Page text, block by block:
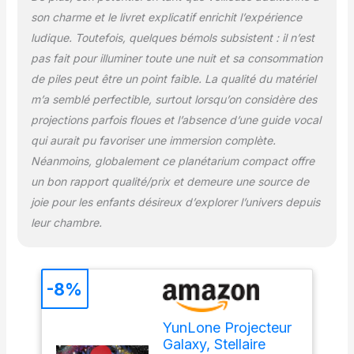
projection ultra-précise
avec un grossissement à
l'échelle microscopique,
une luminosité
supérieure et un
contraste élevé,
surpassant la version
précédente. 【Contrôle
Facile & Météores
Dynamiques】Le
propose des boutons
intuitifs pour plusieurs
minuterie automatique 1h
ou 2h, rotation
silencieuse (13 minutes
lentes et 6 minutes
rapides), mode éclairage
son charme et le livret explicatif enrichit l’expérience
ludique. Toutefois, quelques bémols subsistent : il n’est
pas fait pour illuminer toute une nuit et sa consommation
de piles peut être un point faible. La qualité du matériel
m’a semblé perfectible, surtout lorsqu’on considère des
projections parfois floues et l’absence d’une guide vocal
qui aurait pu favoriser une immersion complète.
Néanmoins, globalement ce planétarium compact offre
un bon rapport qualité/prix et demeure une source de
joie pour les enfants désireux d’explorer l’univers depuis
leur chambre.
YunLone Projecteur
Galaxy, Stellaire
-8%